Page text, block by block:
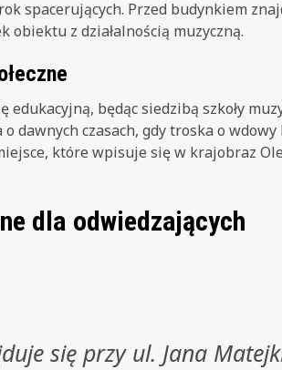
spacerujących. Przed budynkiem
z działalnością muzyczną.
edukacyjną, będąc siedzibą szkoły
dawnych czasach, gdy troska o
które wpisuje się w krajobraz
dla odwiedzających
się przy ul. Jana